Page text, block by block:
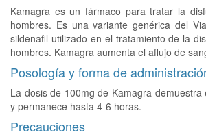
Kamagra es un fármaco para tratar la
hombres. Es una variante genérica del
sildenafil utilizado en el tratamiento de la
hombres. Kamagra aumenta el aflujo de
Posología y forma de
La dosis de 100mg de Kamagra
y permanece hasta 4-6 horas.
Precauciones